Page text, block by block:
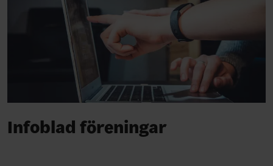
Infoblad föreningar